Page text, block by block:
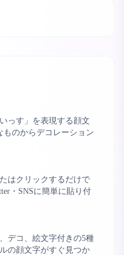
っす」を表現する顔文
ものからデコレーション
はクリックするだけで
・SNSに簡単に貼り付
デコ、絵文字付きの5種
の顔文字がすぐ見つか